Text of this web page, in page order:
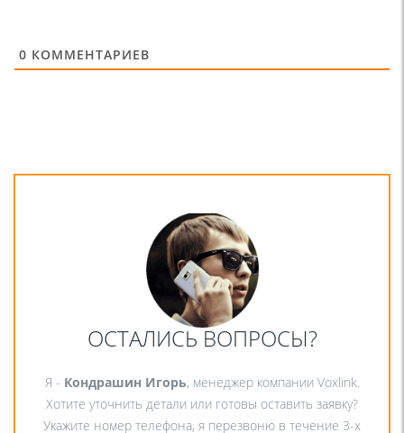
0 КОММЕНТАРИЕВ
ОСТАЛИСЬ ВОПРОСЫ?
Я - Кондрашин Игорь, менеджер компании Voxlink.
Хотите уточнить детали или готовы оставить заявку?
Укажите номер телефона, я перезвоню в течение 3-х